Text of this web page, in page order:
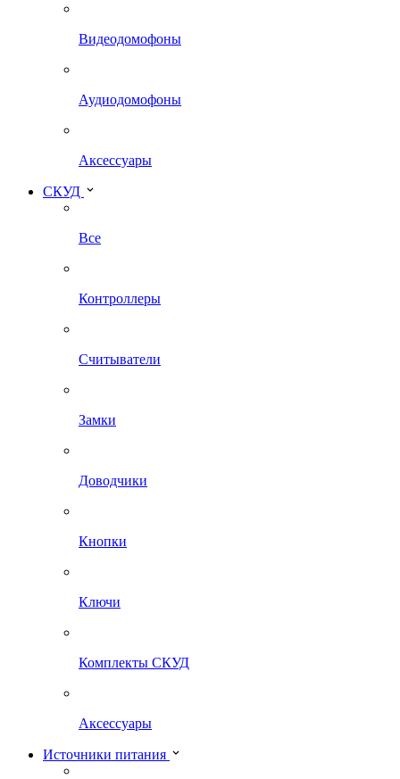
Видеодомофоны
Аудиодомофоны
Аксессуары
СКУД
Все
Контроллеры
Считыватели
Замки
Доводчики
Кнопки
Ключи
Комплекты СКУД
Аксессуары
Источники питания